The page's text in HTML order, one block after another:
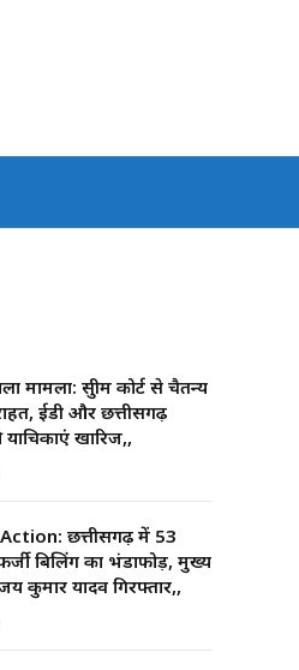
मामला: सुप्रीम कोर्ट से चैतन्य
ईडी और छत्तीसगढ़
खारिज,,
छत्तीसगढ़ में 53
बिलिंग का भंडाफोड़, मुख्य
कुमार यादव गिरफ्तार,,